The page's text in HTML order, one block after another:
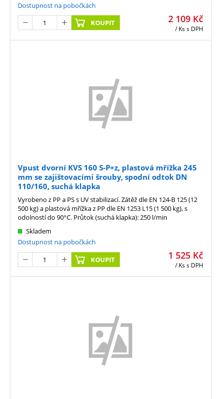
2 109 Kč
/ Kss DPH
Dostupnost na pobočkách
KOUPIT
Vpust dvorní KVS 160 S-P+z, plastová mřížka 245
mm se zajištovacími šrouby, spodní odtok DN
110/160, suchá klapka
1 525 Kč
/ Kss DPH
Skladem
Dostupnost na pobočkách
KOUPIT
Vyrobeno z PP a PS s UV stabilizací. Zátěž dle EN 124-B 125 (12
500 kg) a plastová mřížka z PP dle EN 1253 L15 (1 500 kg), s
odolností do 90°C. Průtok (suchá klapka): 250 l/min